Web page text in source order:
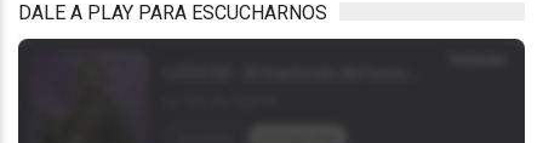
DALE A PLAY PARA ESCUCHARNOS